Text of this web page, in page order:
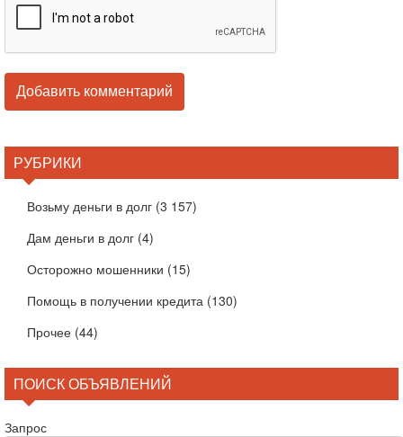
РУБРИКИ
Возьму деньги в долг (3 157)
Дам деньги в долг (4)
Осторожно мошенники (15)
Помощь в получении кредита (130)
Прочее (44)
ПОИСК ОБЪЯВЛЕНИЙ
Запрос